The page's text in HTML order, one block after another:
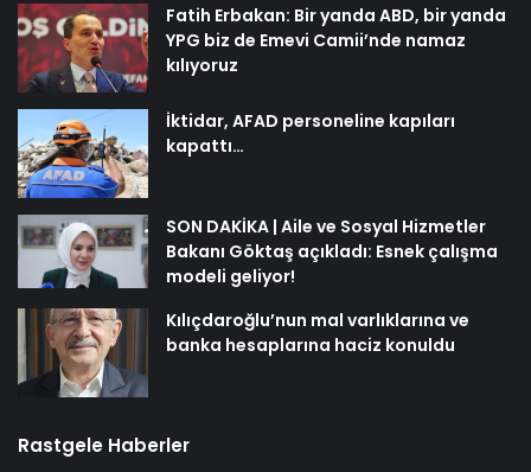
Fatih Erbakan: Bir yanda ABD, bir yanda
YPG biz de Emevi Camii’nde namaz
kılıyoruz
İktidar, AFAD personeline kapıları
kapattı…
SON DAKİKA | Aile ve Sosyal Hizmetler
Bakanı Göktaş açıkladı: Esnek çalışma
modeli geliyor!
Kılıçdaroğlu’nun mal varlıklarına ve
banka hesaplarına haciz konuldu
Rastgele Haberler